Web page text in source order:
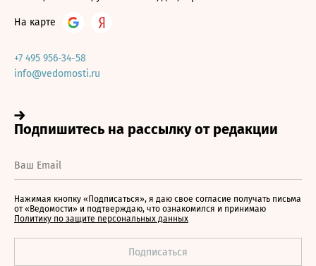
На карте
+7 495 956-34-58
info@vedomosti.ru
Нажимая кнопку «Подписаться», я даю свое согласие получать письма
от «Ведомости» и подтверждаю, что ознакомился и принимаю
Политику по защите персональных данных